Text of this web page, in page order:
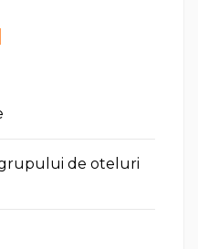
de oteluri